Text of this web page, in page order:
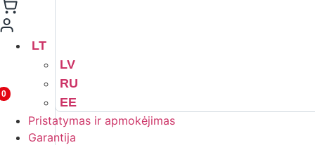
0
LT
LV
RU
EE
Pristatymas ir apmokėjimas
Garantija